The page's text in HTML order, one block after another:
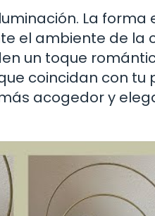
La
el ambiente de la
un toque
coincidan con
acogedor y